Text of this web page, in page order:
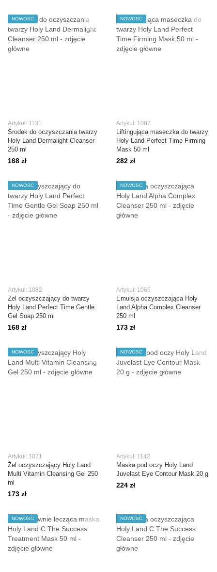
NOWOŚĆ
Artykuł: 1131
Środek do oczyszczania twarzy
Holy Land Dermalight Cleanser
250 ml
168 zł
NOWOŚĆ
Artykuł: 1087
Liftingująca maseczka do twarzy
Holy Land Perfect Time Firming
Mask 50 ml
282 zł
NOWOŚĆ
Artykuł: 1082
Żel oczyszczający do twarzy
Holy Land Perfect Time Gentle
Gel Soap 250 ml
168 zł
NOWOŚĆ
Artykuł: 1065
Emulsja oczyszczająca Holy
Land Alpha Complex Cleanser
250 ml
173 zł
NOWOŚĆ
Artykuł: 1071
Żel oczyszczający Holy Land
Multi Vitamin Cleansing Gel 250
ml
173 zł
NOWOŚĆ
Artykuł: 1142
Maska pod oczy Holy Land
Juvelast Eye Contour Mask 20 g
224 zł
NOWOŚĆ NOWOŚĆ